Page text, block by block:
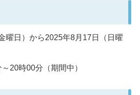
曜日）から2025年8月17日（日曜
20時00分（期間中）